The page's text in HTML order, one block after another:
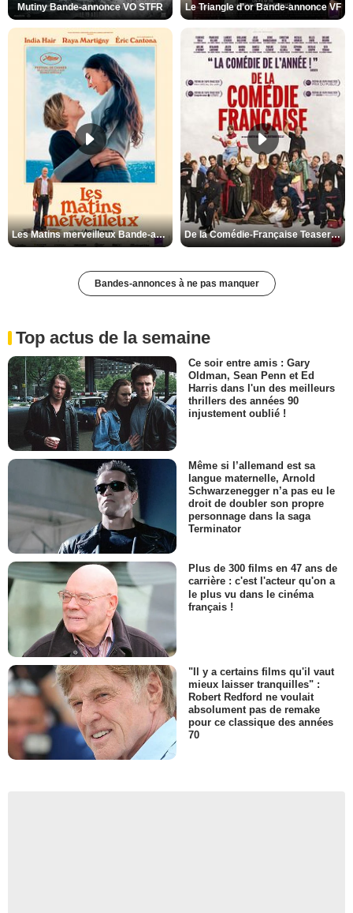
Mutiny Bande-annonce VO STFR Le Triangle d'or Bande-annonce VF
Les Matins merveilleux Bande-annonce VF De la Comédie-Française Teaser VF
Bandes-annonces à ne pas manquer
Top actus de la semaine
Ce soir entre amis : Gary
Oldman, Sean Penn et Ed
Harris dans l'un des meilleurs
thrillers des années 90
injustement oublié !
Même si l’allemand est sa
langue maternelle, Arnold
Schwarzenegger n’a pas eu le
droit de doubler son propre
personnage dans la saga
Terminator
Plus de 300 films en 47 ans de
carrière : c'est l'acteur qu'on a
le plus vu dans le cinéma
français !
"Il y a certains films qu'il vaut
mieux laisser tranquilles" :
Robert Redford ne voulait
absolument pas de remake
pour ce classique des années
70